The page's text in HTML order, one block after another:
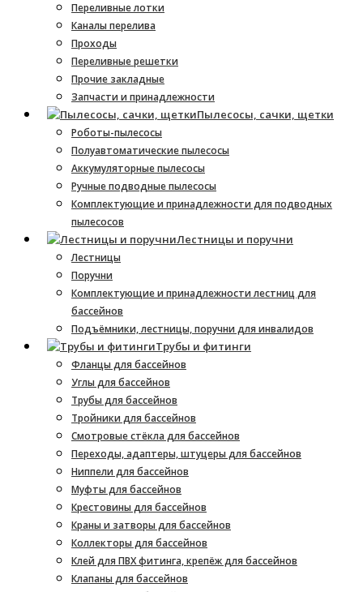
Переливные лотки
Каналы перелива
Проходы
Переливные решетки
Прочие закладные
Запчасти и принадлежности
Пылесосы, сачки, щетки
Роботы-пылесосы
Полуавтоматические пылесосы
Аккумуляторные пылесосы
Ручные подводные пылесосы
Комплектующие и принадлежности для подводных
пылесосов
Лестницы и поручни
Лестницы
Поручни
Комплектующие и принадлежности лестниц для
бассейнов
Подъёмники, лестницы, поручни для инвалидов
Трубы и фитинги
Фланцы для бассейнов
Углы для бассейнов
Трубы для бассейнов
Тройники для бассейнов
Смотровые стёкла для бассейнов
Переходы, адаптеры, штуцеры для бассейнов
Ниппели для бассейнов
Муфты для бассейнов
Крестовины для бассейнов
Краны и затворы для бассейнов
Коллекторы для бассейнов
Клей для ПВХ фитинга, крепёж для бассейнов
Клапаны для бассейнов